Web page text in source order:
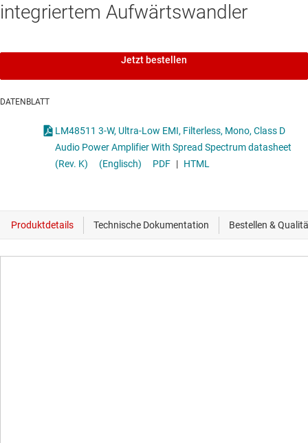
integriertem Aufwärtswandler
Jetzt bestellen
DATENBLATT
LM48511 3-W, Ultra-Low EMI, Filterless, Mono, Class D
Audio Power Amplifier With Spread Spectrum datasheet
(Rev. K)
(Englisch) PDF | HTML